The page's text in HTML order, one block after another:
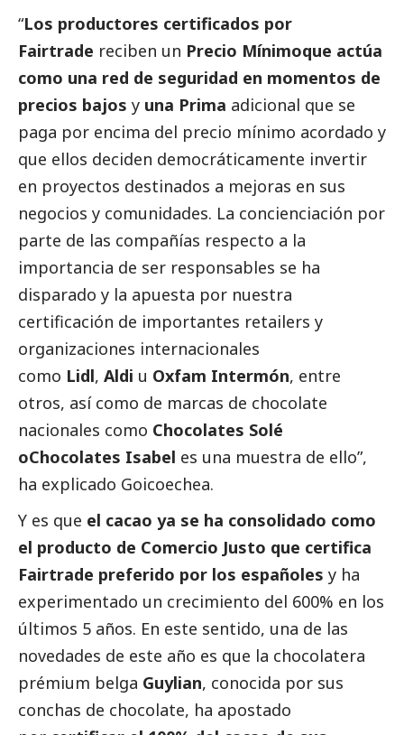
“Los productores certificados por
Fairtrade reciben un Precio Mínimoque actúa
como una red de seguridad en momentos de
precios bajos y una Prima adicional que se
paga por encima del precio mínimo acordado y
que ellos deciden democráticamente invertir
en proyectos destinados a mejoras en sus
negocios y comunidades. La concienciación por
parte de las compañías respecto a la
importancia de ser responsables se ha
disparado y la apuesta por nuestra
certificación de importantes retailers y
organizaciones internacionales
como Lidl, Aldi u Oxfam Intermón, entre
otros, así como de marcas de chocolate
nacionales como Chocolates Solé
oChocolates Isabel es una muestra de ello”,
ha explicado Goicoechea.
Y es que el cacao ya se ha consolidado como
el producto de Comercio Justo que certifica
Fairtrade preferido por los españoles y ha
experimentado un crecimiento del 600% en los
últimos 5 años. En este sentido, una de las
novedades de este año es que la chocolatera
prémium belga Guylian, conocida por sus
conchas de chocolate, ha apostado